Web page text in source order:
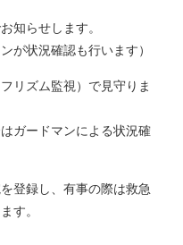
知らせします。
が状況確認も行います）
リズム監視）で見守りま
ガードマンによる状況確
登録し、有事の際は救急
す。